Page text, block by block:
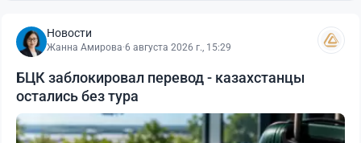
Новости
Жанна Амирова·6 августа 2026 г., 15:29
БЦК заблокировал перевод - казахстанцы
остались без тура